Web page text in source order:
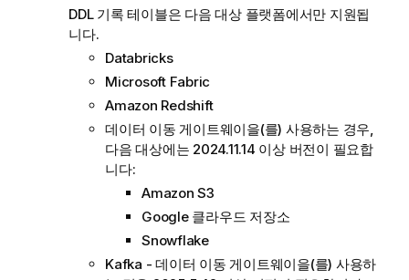
DDL 기록 테이블은 다음 대상 플랫폼에서만 지원됩
니다.
Databricks
Microsoft Fabric
Amazon Redshift
데이터 이동 게이트웨이을(를) 사용하는 경우,
다음 대상에는 2024.11.14 이상 버전이 필요합
니다:
Amazon S3
Google 클라우드 저장소
Snowflake
Kafka - 데이터 이동 게이트웨이을(를) 사용하